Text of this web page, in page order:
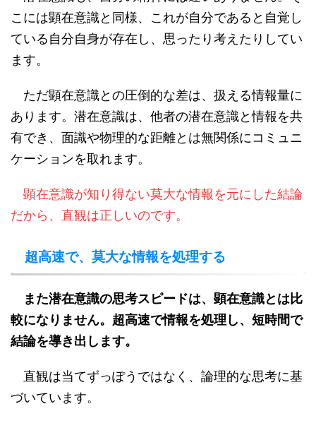
こには顕在意識と同様、これが自分であると自覚し
ている自分自身が存在し、思ったり考えたりしてい
ます。
ただ顕在意識との圧倒的な差は、扱える情報量に
あります。潜在意識は、他者の潜在意識と情報を共
有でき、面識や物理的な距離とは無関係にコミュニ
ケーションを取れます。
顕在意識が知り得ない莫大な情報を元にした結論
だから、直観は正しいのです。
超高速で、莫大な情報を処理する
また潜在意識の思考スピードは、顕在意識とは比
較になりません。超高速で情報を処理し、短時間で
結論を導き出します。
直観は当てずっぽうではなく、論理的な思考に基
づいています。